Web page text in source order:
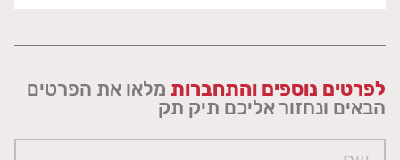
לפרטים נוספים והתחברות מלאו את הפרטים
הבאים ונחזור אליכם תיק תק